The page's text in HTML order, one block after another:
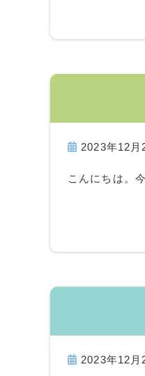
2023年12月
こんにちは。
2023年12月